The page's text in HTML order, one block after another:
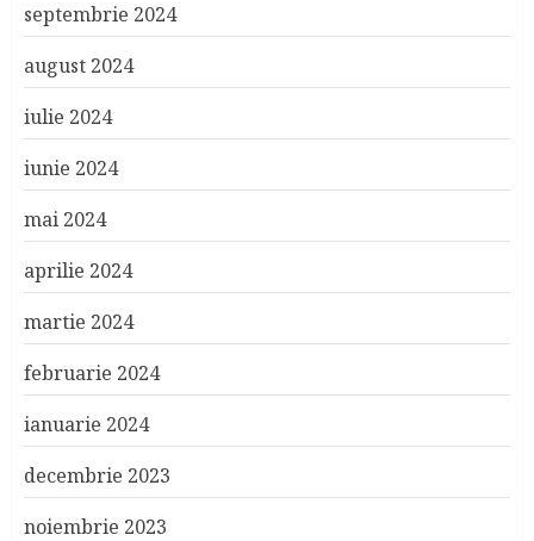
septembrie 2024
august 2024
iulie 2024
iunie 2024
mai 2024
aprilie 2024
martie 2024
februarie 2024
ianuarie 2024
decembrie 2023
noiembrie 2023